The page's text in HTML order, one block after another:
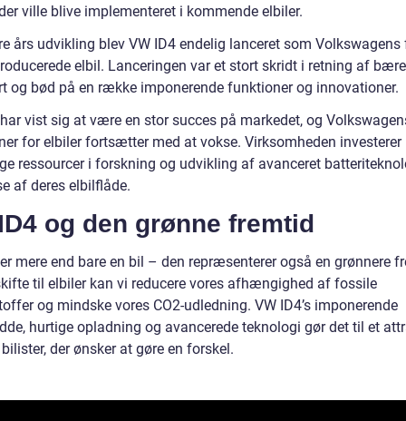
ville blive implementeret i kommende elbiler.
års udvikling blev VW ID4 endelig lanceret som Volkswagens
elbil. Lanceringen var et stort skridt i retning af
og bød på en række imponerende funktioner og innovationer.
vist sig at være en stor succes på markedet, og
for elbiler fortsætter med at vokse. Virksomheden investerer
ressourcer i forskning og udvikling af avanceret
af deres elbilflåde.
og den grønne fremtid
mere end bare en bil – den repræsenterer også en grønnere
til elbiler kan vi reducere vores afhængighed af fossile
og mindske vores CO2-udledning. VW ID4’s imponerende
hurtige opladning og avancerede teknologi gør det til et
der ønsker at gøre en forskel.